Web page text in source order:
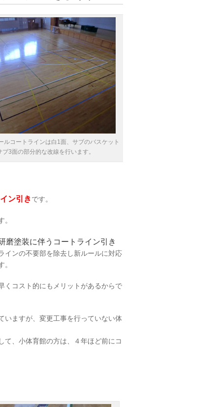
コートラインは白1面、サブのバスケット
3面の部分的な改線を行います。
ン引きです。
磨塗装に伴うコートライン引き
インの不要部を除去し新ルールに対応
くコスト的にもメリットがあるからで
いますが、変更工事を行っていない体
て、小体育館の方は、４年ほど前にコ